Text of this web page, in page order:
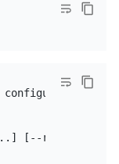
file
[--remove-